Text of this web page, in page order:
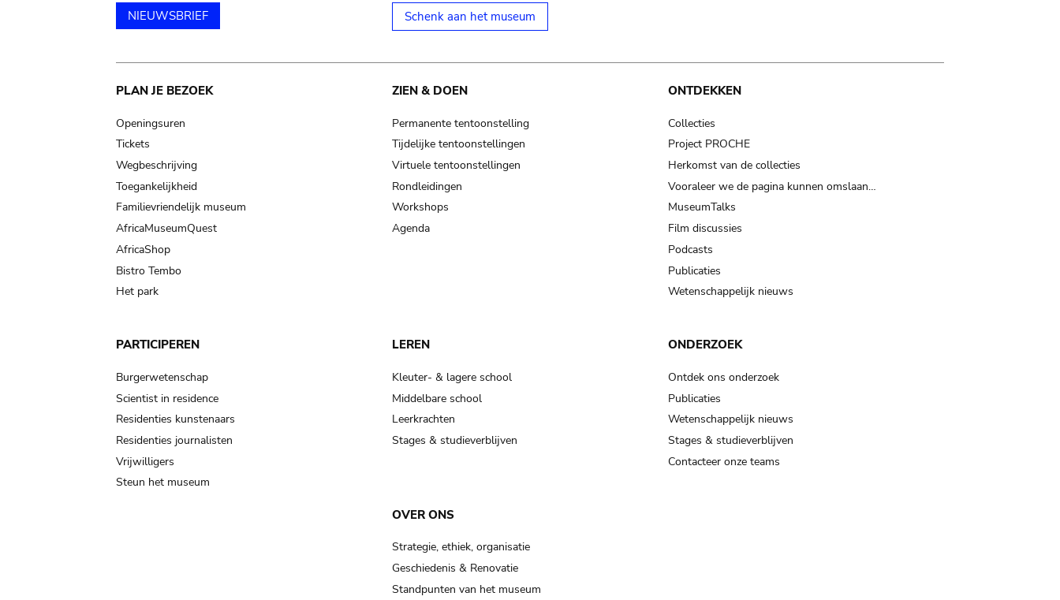
NIEUWSBRIEF Schenk aan het museum
Main
navigation
PLAN JE BEZOEK
Openingsuren
Tickets
Wegbeschrijving
Toegankelijkheid
Familievriendelijk museum
AfricaMuseumQuest
AfricaShop
Bistro Tembo
Het park
ZIEN & DOEN
Permanente tentoonstelling
Tijdelijke tentoonstellingen
Virtuele tentoonstellingen
Rondleidingen
Workshops
Agenda
ONTDEKKEN
Collecties
Project PROCHE
Herkomst van de collecties
Vooraleer we de pagina kunnen omslaan…
MuseumTalks
Film discussies
Podcasts
Publicaties
Wetenschappelijk nieuws
PARTICIPEREN
Burgerwetenschap
Scientist in residence
Residenties kunstenaars
Residenties journalisten
Vrijwilligers
Steun het museum
LEREN
Kleuter- & lagere school
Middelbare school
Leerkrachten
Stages & studieverblijven
ONDERZOEK
Ontdek ons onderzoek
Publicaties
Wetenschappelijk nieuws
Stages & studieverblijven
Contacteer onze teams
OVER ONS
Strategie, ethiek, organisatie
Geschiedenis & Renovatie
Standpunten van het museum